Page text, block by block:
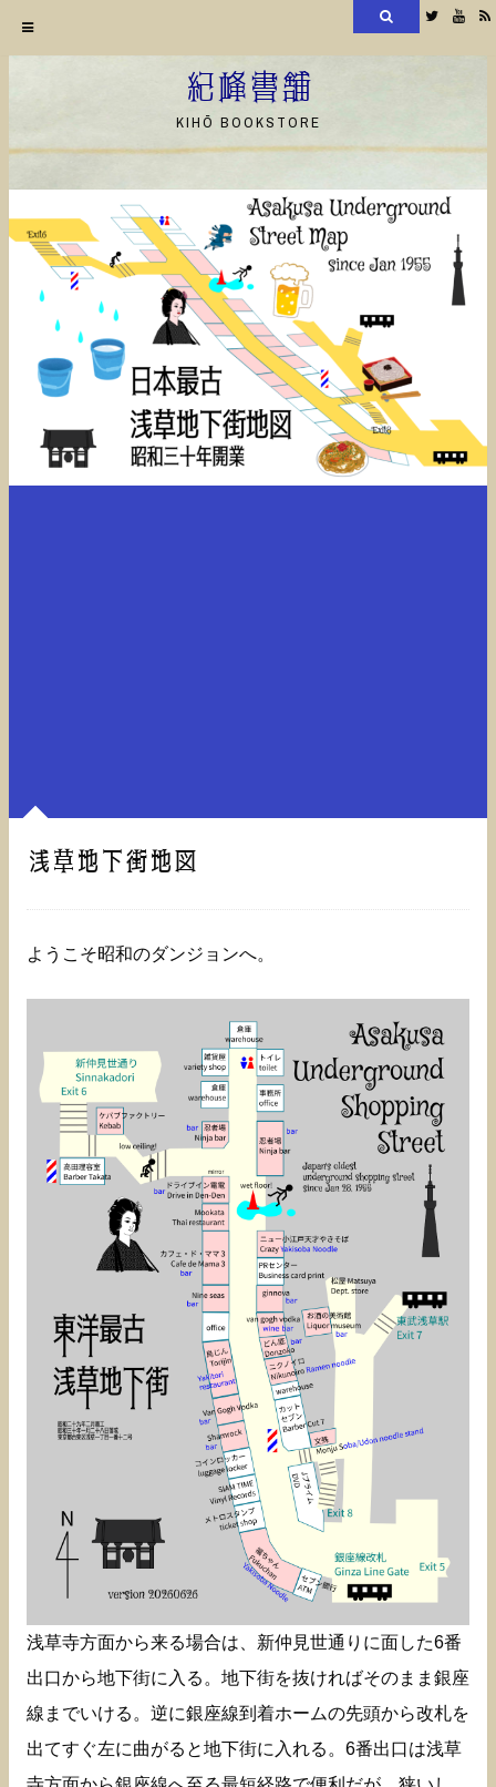
ン
ツ
へ
Twitter
紀峰書舗
KIHŌ BOOKSTORE
浅草地下街地図
ようこそ昭和のダンジョンへ。
浅草寺方面から来る場合は、新仲見世通りに面した6番
出口から地下街に入る。地下街を抜ければそのまま銀座
線までいける。逆に銀座線到着ホームの先頭から改札を
出てすぐ左に曲がると地下街に入れる。6番出口は浅草